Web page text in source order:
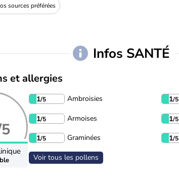
sources préférées
Infos SANTÉ
et allergies
1/5 Ambroisies 1/5
1/5 Armoises 1/5
1/5 Graminées 1/5
Voir tous les pollens